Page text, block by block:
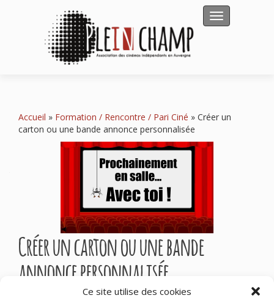
Ce site utilise des cookies
Afficher/
Accueil » Formation / Rencontre / Pari Ciné » Créer un
carton ou une bande annonce personnalisée
Créer un carton ou une bande
annonce personnalisée